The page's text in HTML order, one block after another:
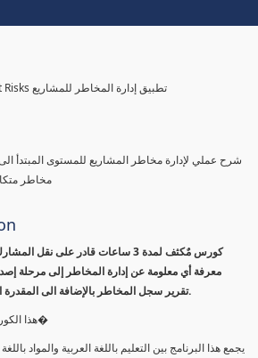
Practice Managing Project Risks تطبيق إدارة المخاطر للمشاريع
شرح عملي لإدارة مخاطر المشاريع للمستوى المبتدأ
مخاطر
كورس مٌكثف لمدة 3 ساعات قادر على
معرفة أي معلومة عن إدارة المخاطر إلى مرحلة
تقرير سجل المخاطر بالإضافة الى المقدرة التامية لإدارة مخاطر المشاريع.
هذا الكورس للمبتدئين الراغبين في تط�
يجمع هذا البرنامج بين التعليم باللغة العربية والمواد